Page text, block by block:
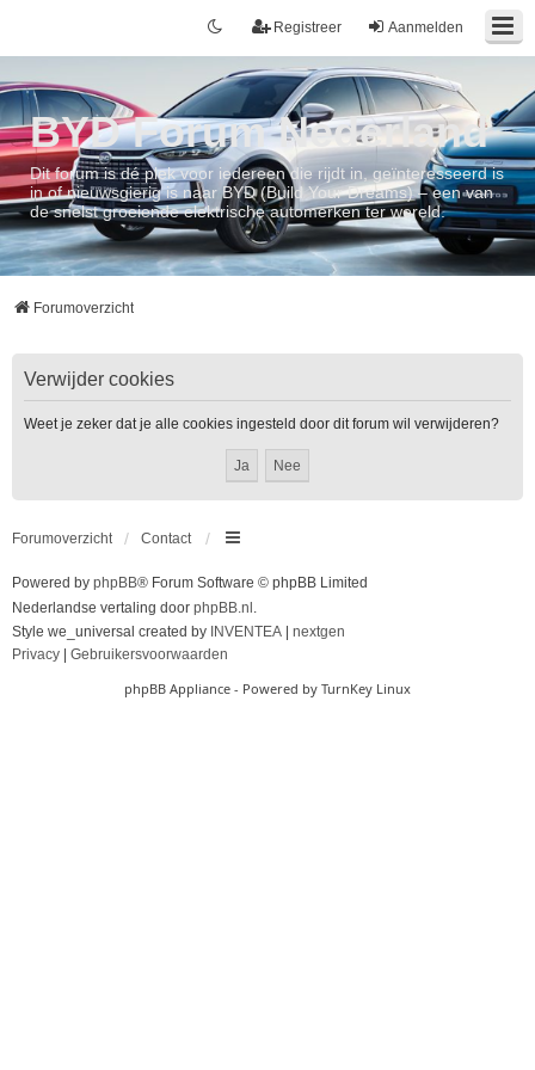
Aanmelden
Registreer
BYD Forum Nederland
Dit forum is dé plek voor iedereen die rijdt in, geïnteresseerd is
in of nieuwsgierig is naar BYD (Build Your Dreams) – een van
de snelst groeiende elektrische automerken ter wereld.
Forumoverzicht
Verwijder cookies
Weet je zeker dat je alle cookies ingesteld door dit forum wil verwijderen?
Forumoverzicht Contact
Powered by phpBB® Forum Software © phpBB Limited
Nederlandse vertaling door phpBB.nl .
Style we_universal created by INVENTEA
nextgen
Privacy
Gebruikersvoorwaarden
phpBB Appliance - Powered by TurnKey Linux